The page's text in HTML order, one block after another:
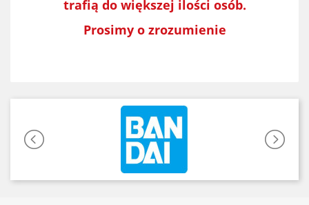
trafią do większej ilości osób.
Prosimy o zrozumienie